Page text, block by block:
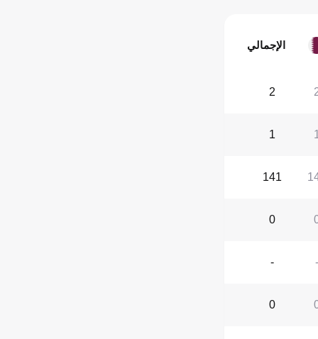
الإجمالي
2
1
1
141
0
-
-
0